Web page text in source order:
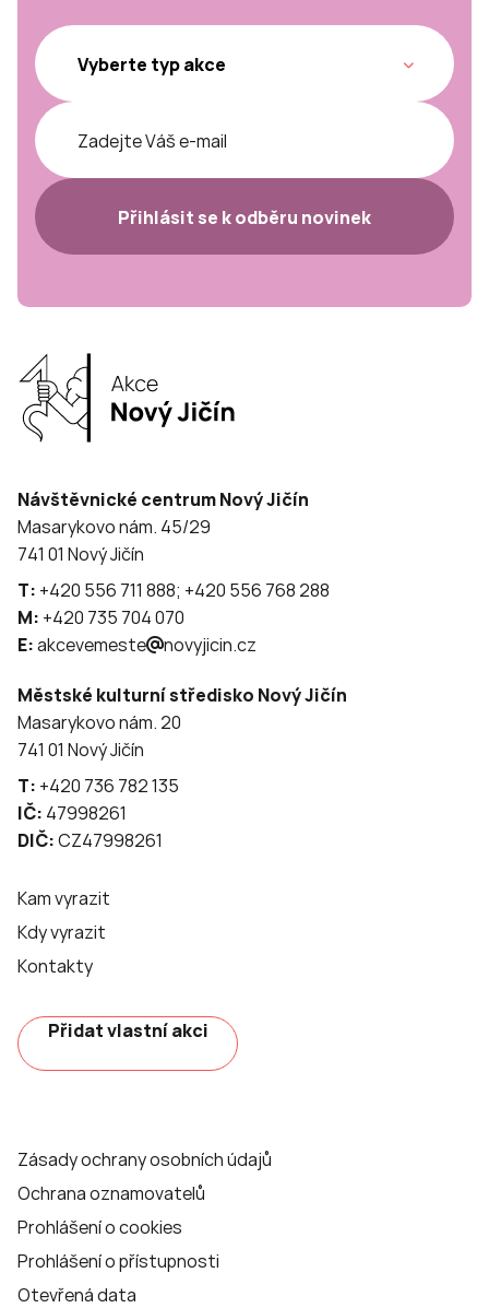
Přihlásit se k odběru novinek
Návštěvnické centrum Nový Jičín
Masarykovo nám. 45/29
741 01 Nový Jičín
T: +420 556 711 888; +420 556 768 288
M: +420 735 704 070
E:akcevemeste novyjicin.cz
Městské kulturní středisko Nový Jičín
Masarykovo nám. 20
741 01 Nový Jičín
T: +420 736 782 135
IČ: 47998261
DIČ:CZ47998261
Kam vyrazit
Kdy vyrazit
Kontakty
Přidat vlastní akci
Zásady ochrany osobních údajů
Ochrana oznamovatelů
Prohlášení o cookies
Prohlášení o přístupnosti
Otevřená data